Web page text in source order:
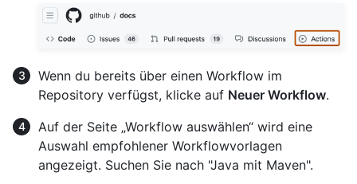
Wenn du bereits über einen Workflow im
Repository verfügst, klicke auf Neuer Workflow.
Auf der Seite „Workflow auswählen“ wird eine
Auswahl empfohlener Workflowvorlagen
angezeigt. Suchen Sie nach "Java mit Maven".